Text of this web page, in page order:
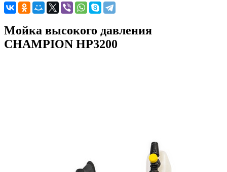
Мойка высокого давления
CHAMPION HP3200